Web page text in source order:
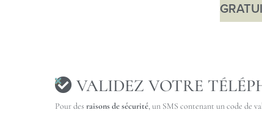
VALIDEZ VOTRE
Pour des raisons de sécurité, un SMS contenant un code de